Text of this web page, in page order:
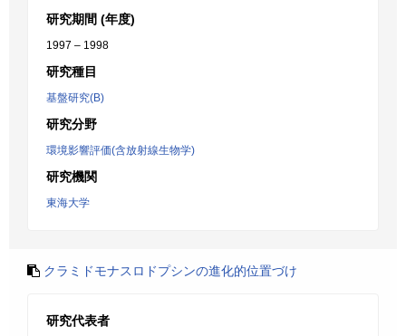
研究期間 (年度)
1997 – 1998
研究種目
基盤研究(B)
研究分野
環境影響評価(含放射線生物学)
研究機関
東海大学
クラミドモナスロドプシンの進化的位置づけ
研究代表者